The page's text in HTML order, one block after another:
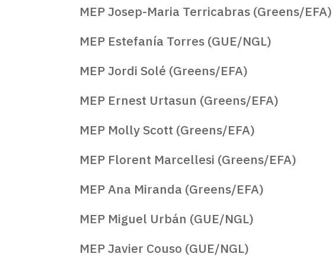
MEP Josep-Maria Terricabras (Greens/EFA)
MEP Estefanía Torres (GUE/NGL)
MEP Jordi Solé (Greens/EFA)
MEP Ernest Urtasun (Greens/EFA)
MEP Molly Scott (Greens/EFA)
MEP Florent Marcellesi (Greens/EFA)
MEP Ana Miranda (Greens/EFA)
MEP Miguel Urbán (GUE/NGL)
MEP Javier Couso (GUE/NGL)